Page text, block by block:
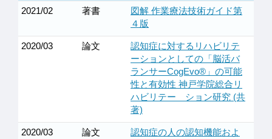
2021/02
著書
図解 作業療法技術ガイド第
４版
2020/03 論文
認知症に対するリハビリテ
ーションとしての「脳活バ
ランサーCogEvo®」の可能
性と有効性 神戸学院総合リ
ハビリテー ション研究 (共
著)
2020/03 論文
認知症の人の認知機能およ